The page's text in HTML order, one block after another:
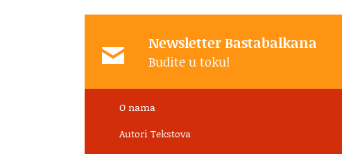
Newsletter Bastabalkana
Budite u toku!
O nama
Autori Tekstova